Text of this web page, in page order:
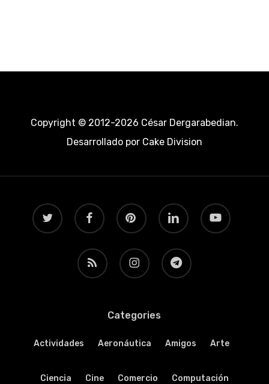
Copyright © 2012-2026 César Dergarabedian.
Desarrollado porCake Division
twitter facebook pinterest linkedin youtube
RSS instagram telegram
Categories
Actividades Aeronáutica Amigos Arte
Ciencia Cine Comercio Computación